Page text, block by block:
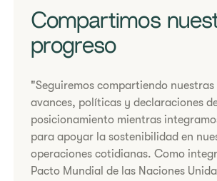
Compartimos
progreso
"Seguiremos compartiendo nuestras
avances, políticas y declaraciones
posicionamiento mientras
para apoyar la sostenibilidad en
operaciones cotidianas. Como
Pacto Mundial de las Naciones